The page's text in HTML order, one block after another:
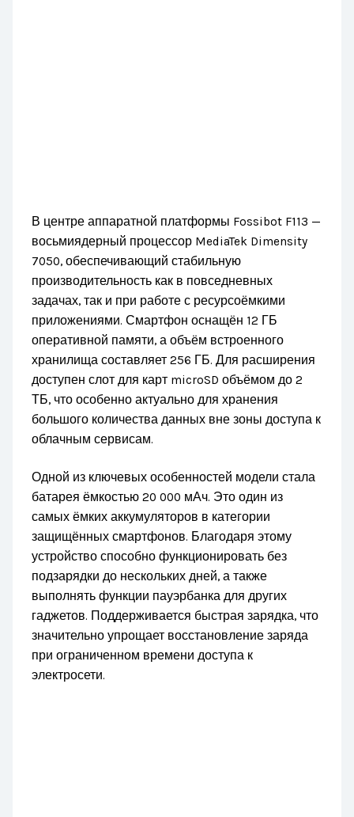
В центре аппаратной платформы Fossibot F113 —
восьмиядерный процессор MediaTek Dimensity
7050, обеспечивающий стабильную
производительность как в повседневных
задачах, так и при работе с ресурсоёмкими
приложениями. Смартфон оснащён 12 ГБ
оперативной памяти, а объём встроенного
хранилища составляет 256 ГБ. Для расширения
доступен слот для карт microSD объёмом до 2
ТБ, что особенно актуально для хранения
большого количества данных вне зоны доступа к
облачным сервисам.
Одной из ключевых особенностей модели стала
батарея ёмкостью 20 000 мАч. Это один из
самых ёмких аккумуляторов в категории
защищённых смартфонов. Благодаря этому
устройство способно функционировать без
подзарядки до нескольких дней, а также
выполнять функции пауэрбанка для других
гаджетов. Поддерживается быстрая зарядка, что
значительно упрощает восстановление заряда
при ограниченном времени доступа к
электросети.